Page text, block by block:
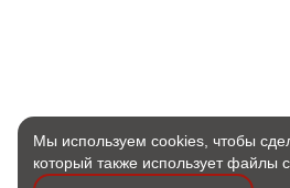
Мы используем cookies, чтобы
который также использует файлы